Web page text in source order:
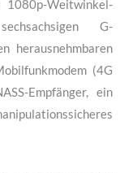
Weitwinkel-
G-
herausnehmbaren
(4G
Empfänger, ein